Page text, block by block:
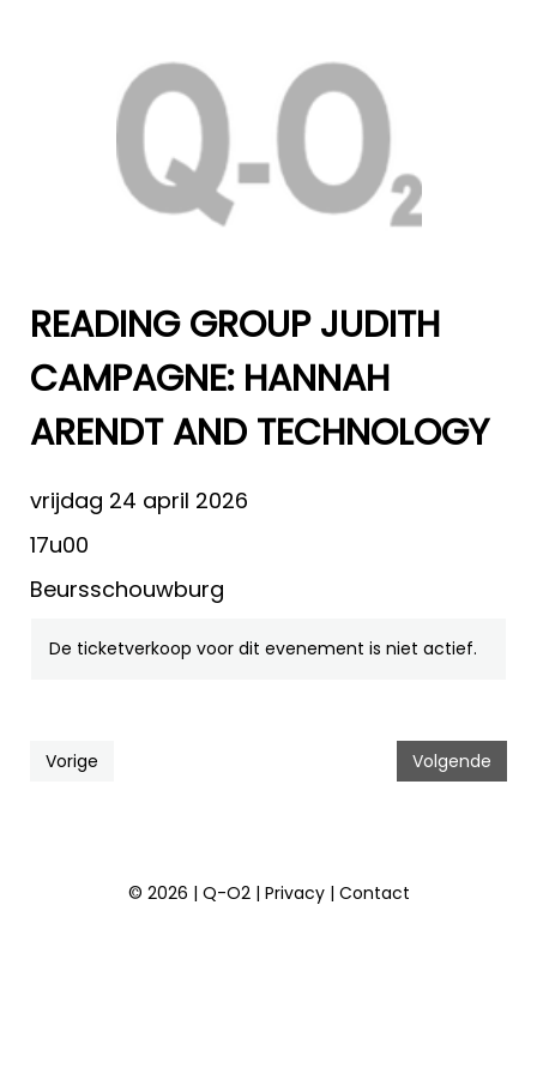
READING GROUP JUDITH
CAMPAGNE: HANNAH
ARENDT AND TECHNOLOGY
vrijdag 24 april 2026
17u00
Beursschouwburg
De ticketverkoop voor dit evenement is niet actief.
Vorige Volgende
© 2026 | Q-O2 | Privacy| Contact